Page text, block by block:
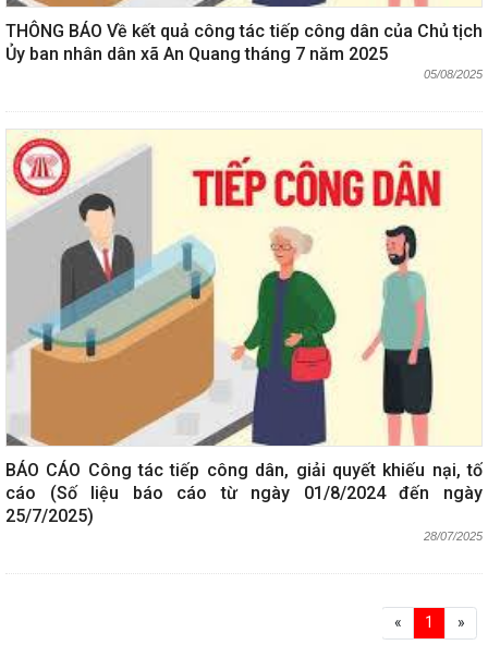
THÔNG BÁO Về kết quả công tác tiếp công dân của Chủ tịch
Ủy ban nhân dân xã An Quang tháng 7 năm 2025
05/08/2025
BÁO CÁO Công tác tiếp công dân, giải quyết khiếu nại, tố
cáo (Số liệu báo cáo từ ngày 01/8/2024 đến ngày
25/7/2025)
28/07/2025
« 1 »